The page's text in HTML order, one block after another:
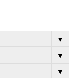
▼
▼
▼